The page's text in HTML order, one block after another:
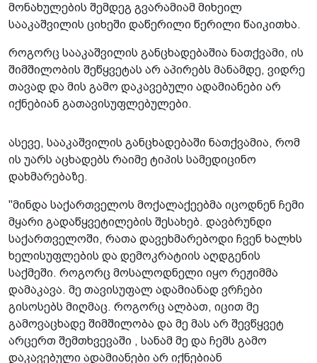
მონახულების შემდეგ გვარამიამ მიხეილ
სააკაშვილის ციხეში დაწერილი წერილი წაიკითხა.
როგორც სააკაშვილის განცხადებაშია ნათქვამი, ის
შიმშილობის შეწყვეტას არ აპირებს მანამდე, ვიდრე
თავად და მის გამო დაკავებული ადამიანები არ
იქნებიან გათავისუფლებულები.
ასევე, სააკაშვილის განცხადებაში ნათქვამია, რომ
ის უარს აცხადებს რაიმე ტიპის სამედიცინო
დახმარებაზე.
"მინდა საქართველოს მოქალაქეებმა იცოდნენ ჩემი
მყარი გადაწყვეტილების შესახებ. დავბრუნდი
საქართველოში, რათა დავეხმარებოდი ჩვენ ხალხს
ხელისუფლების და დემოკრატიის აღდგენის
საქმეში. როგორც მოსალოდნელი იყო რეჟიმმა
დამაკავა. მე თავისუფალ ადამიანად ვრჩები
გისოსებს მიღმაც. როგორც ალბათ, იცით მე
გამოვაცხადე შიმშილობა და მე მას არ შევწყვეტ
არცერთ შემთხვევაში , სანამ მე და ჩემს გამო
დაკავებული ადამიანები არ იქნებიან